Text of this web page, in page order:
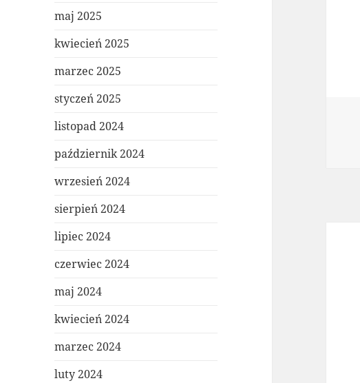
maj 2025
kwiecień 2025
marzec 2025
styczeń 2025
listopad 2024
październik 2024
wrzesień 2024
sierpień 2024
lipiec 2024
czerwiec 2024
maj 2024
kwiecień 2024
marzec 2024
luty 2024